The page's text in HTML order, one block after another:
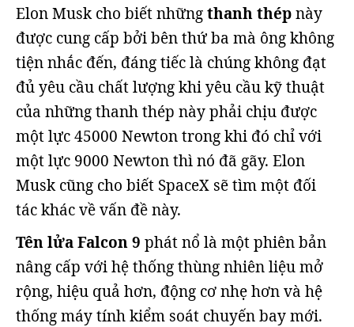
Elon Musk cho biết nhữngthanh thépnày
được cung cấp bởi bên thứ ba mà ông không
tiện nhắc đến, đáng tiếc là chúng không đạt
đủ yêu cầu chất lượng khi yêu cầu kỹ thuật
của những thanh thép này phải chịu được
một lực 45000 Newton trong khi đó chỉ với
một lực 9000 Newton thì nó đã gãy. Elon
Musk cũng cho biết SpaceX sẽ tìm một đối
tác khác về vấn đề này.
Tên lửa Falcon 9 phát nổ là một phiên bản
nâng cấp với hệ thống thùng nhiên liệu mở
rộng, hiệu quả hơn, động cơ nhẹ hơn và hệ
thống máy tính kiểm soát chuyến bay mới.